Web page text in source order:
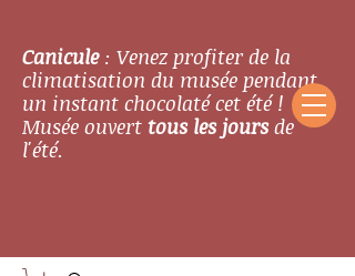
Canicule: Venez profiter de la
climatisation du musée pendant
un instant chocolaté cet été !
Musée ouverttous les joursde
l'été.